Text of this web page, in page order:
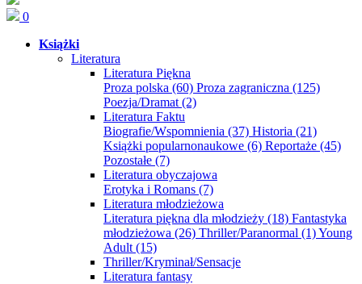
0
Książki
Literatura
Literatura Piękna
Proza polska (60) Proza zagraniczna (125)
Poezja/Dramat (2)
Literatura Faktu
Biografie/Wspomnienia (37) Historia (21)
Książki popularnonaukowe (6) Reportaże (45)
Pozostałe (7)
Literatura obyczajowa
Erotyka i Romans (7)
Literatura młodzieżowa
Literatura piękna dla młodzieży (18) Fantastyka
młodzieżowa (26) Thriller/Paranormal (1)Young
Adult (15)
Thriller/Kryminał/Sensacje
Literatura fantasy